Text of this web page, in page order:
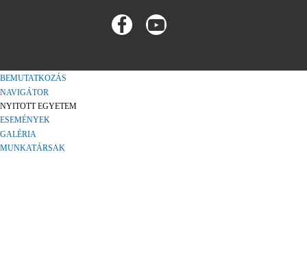
BEMUTATKOZÁS
NAVIGÁTOR
NYITOTT EGYETEM
ESEMÉNYEK
GALÉRIA
MUNKATÁRSAK